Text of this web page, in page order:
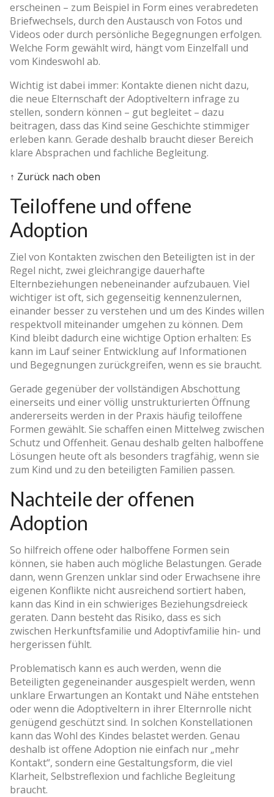
erscheinen – zum Beispiel in Form eines verabredeten
Briefwechsels, durch den Austausch von Fotos und
Videos oder durch persönliche Begegnungen erfolgen.
Welche Form gewählt wird, hängt vom Einzelfall und
vom Kindeswohl ab.
Wichtig ist dabei immer: Kontakte dienen nicht dazu,
die neue Elternschaft der Adoptiveltern infrage zu
stellen, sondern können – gut begleitet – dazu
beitragen, dass das Kind seine Geschichte stimmiger
erleben kann. Gerade deshalb braucht dieser Bereich
klare Absprachen und fachliche Begleitung.
↑ Zurück nach oben
Teiloffene und offene
Adoption
Ziel von Kontakten zwischen den Beteiligten ist in der
Regel nicht, zwei gleichrangige dauerhafte
Elternbeziehungen nebeneinander aufzubauen. Viel
wichtiger ist oft, sich gegenseitig kennenzulernen,
einander besser zu verstehen und um des Kindes willen
respektvoll miteinander umgehen zu können. Dem
Kind bleibt dadurch eine wichtige Option erhalten: Es
kann im Lauf seiner Entwicklung auf Informationen
und Begegnungen zurückgreifen, wenn es sie braucht.
Gerade gegenüber der vollständigen Abschottung
einerseits und einer völlig unstrukturierten Öffnung
andererseits werden in der Praxis häufig teiloffene
Formen gewählt. Sie schaffen einen Mittelweg zwischen
Schutz und Offenheit. Genau deshalb gelten halboffene
Lösungen heute oft als besonders tragfähig, wenn sie
zum Kind und zu den beteiligten Familien passen.
Nachteile der offenen
Adoption
So hilfreich offene oder halboffene Formen sein
können, sie haben auch mögliche Belastungen. Gerade
dann, wenn Grenzen unklar sind oder Erwachsene ihre
eigenen Konflikte nicht ausreichend sortiert haben,
kann das Kind in ein schwieriges Beziehungsdreieck
geraten. Dann besteht das Risiko, dass es sich
zwischen Herkunftsfamilie und Adoptivfamilie hin- und
hergerissen fühlt.
Problematisch kann es auch werden, wenn die
Beteiligten gegeneinander ausgespielt werden, wenn
unklare Erwartungen an Kontakt und Nähe entstehen
oder wenn die Adoptiveltern in ihrer Elternrolle nicht
genügend geschützt sind. In solchen Konstellationen
kann das Wohl des Kindes belastet werden. Genau
deshalb ist offene Adoption nie einfach nur „mehr
Kontakt“, sondern eine Gestaltungsform, die viel
Klarheit, Selbstreflexion und fachliche Begleitung
braucht.